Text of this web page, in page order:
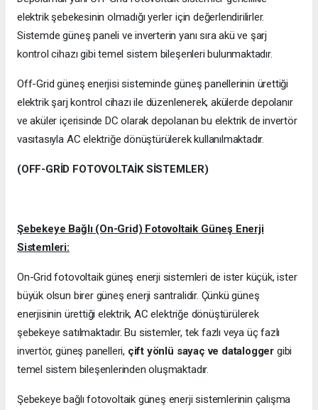
elektrik şebekesinin olmadığı yerler için değerlendirilirler.
Sistemde güneş paneli ve inverterin yanı sıra akü ve şarj
kontrol cihazı gibi temel sistem bileşenleri bulunmaktadır.
Off-Grid güneş enerjisi sisteminde güneş panellerinin ürettiği
elektrik şarj kontrol cihazı ile düzenlenerek, akülerde depolanır
ve aküler içerisinde DC olarak depolanan bu elektrik de invertör
vasıtasıyla AC elektriğe dönüştürülerek kullanılmaktadır.
(OFF-GRİD FOTOVOLTAİK SİSTEMLER)
Şebekeye Bağlı (On-Grid) Fotovoltaik Güneş Enerji
Sistemleri:
On-Grid fotovoltaik güneş enerji sistemleri de ister küçük, ister
büyük olsun birer güneş enerji santralidir. Çünkü güneş
enerjisinin ürettiği elektrik, AC elektriğe dönüştürülerek
şebekeye satılmaktadır. Bu sistemler, tek fazlı veya üç fazlı
invertör, güneş panelleri, çift yönlü sayaç ve datalogger gibi
temel sistem bileşenlerinden oluşmaktadır.
Şebekeye bağlı fotovoltaik güneş enerji sistemlerinin çalışma